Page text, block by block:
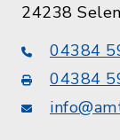
24238
04384
04384